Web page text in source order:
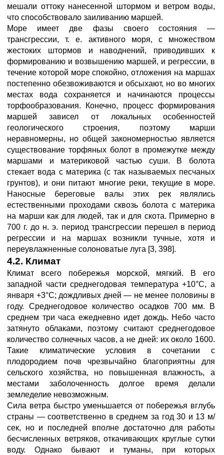
мешали оттоку нанесенной штормом и ветром воды,
что способствовало заиливанию маршей.
Море имеет две фазы своего состояния —
трансгрессии, т. е. активного моря, с множеством
жестоких штормов и наводнений, приводивших к
формированию и возвышению маршей, и регрессии, в
течение которой море спокойно, отложения на маршах
постепенно обезвоживаются и обсыхают, но во многих
местах вода сохраняется и начинаются процессы
торфообразования. Конечно, процесс формирования
маршей зависел от локальных особенностей
геологического строения, поэтому марши
неравномерны, но общей закономерностью является
существование торфяных болот в промежутке между
маршами и материковой частью суши. В болота
стекает вода с материка (с так называемых песчаных
грунтов), и они питают многие реки, текущие в море.
Наносные береговые валы этих рек являлись
естественными проходами сквозь болота с материка
на марши как для людей, так и для скота. Примерно в
700 г. до н. э. период трансгрессии перешел в период
регрессии и на маршах возникли тучные, хотя и
переувлажненные солоноватые луга [3, 398].
4.2. Климат
Климат всего побережья морской, мягкий. В его
западной части среднегодовая температура +10°С, а
января +3°С; дождливых дней — не менее половины в
году. Среднегодовое количество осадков 700 мм. В
среднем три часа ежедневно идет дождь. Небо часто
затянуто облаками, поэтому считают среднегодовое
количество солнечных часов, а не дней: их около 1600.
Такие климатические условия в сочетании с
плодородием почв чрезвычайно благоприятны для
сельского хозяйства, но повышенная влажность, а
местами заболоченность долгое время делали
земледелие невозможным.
Сила ветра быстро уменьшается от побережья вглубь
страны — соответственно в среднем за год 30 и 13 м/
сек, но и последней вполне достаточно для работы
бесчисленных ветряков, откачивающих круглые сутки
воду. Однако бывают и туманы, при которых